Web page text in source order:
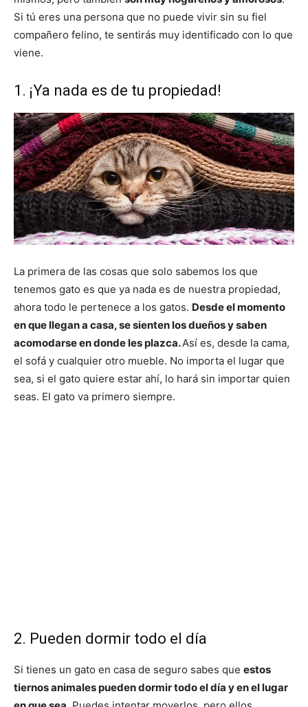
Si tú eres una persona que no puede vivir sin su fiel
compañero felino, te sentirás muy identificado con lo que
viene.
1. ¡Ya nada es de tu propiedad!
La primera de las cosas que solo sabemos los que
tenemos gato es que ya nada es de nuestra propiedad,
ahora todo le pertenece a los gatos. Desde el momento
en que llegan a casa, se sienten los dueños y saben
acomodarse en donde les plazca.Así es, desde la cama,
el sofá y cualquier otro mueble. No importa el lugar que
sea, si el gato quiere estar ahí, lo hará sin importar quien
seas. El gato va primero siempre.
2. Pueden dormir todo el día
Si tienes un gato en casa de seguro sabes que estos
tiernos animales pueden dormir todo el día y en el lugar